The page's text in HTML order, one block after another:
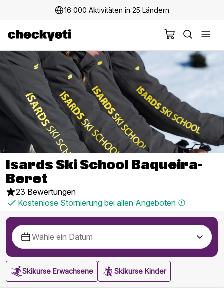
16 000 Aktivitäten in 25 Ländern
Isards Ski School Baqueira-
Beret
23 Bewertungen
Kostenlose Stornierung bei allen Angeboten
Skikurse Erwachsene Skikurse Kinder